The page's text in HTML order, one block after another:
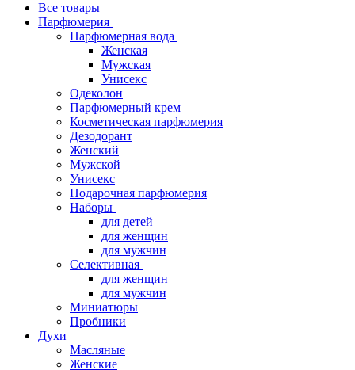
Все товары
Парфюмерия
Парфюмерная вода
Женская
Мужская
Унисекс
Одеколон
Парфюмерный крем
Косметическая парфюмерия
Дезодорант
Женский
Мужской
Унисекс
Подарочная парфюмерия
Наборы
для детей
для женщин
для мужчин
Селективная
для женщин
для мужчин
Миниатюры
Пробники
Духи
Масляные
Женские